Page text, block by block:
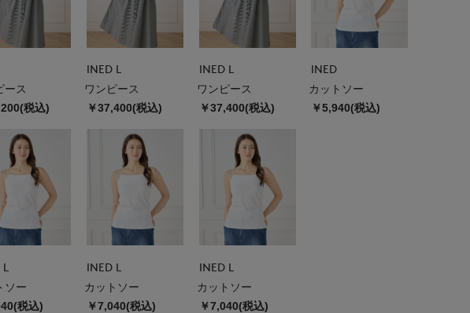
ース
税込)
INED L
ワンピース
￥37,400(税込)
INED L
ワンピース
￥37,400(税込)
INED
カットソー
￥5,940(税込)
ソー
税込)
INED L
カットソー
￥7,040(税込)
INED L
カットソー
￥7,040(税込)